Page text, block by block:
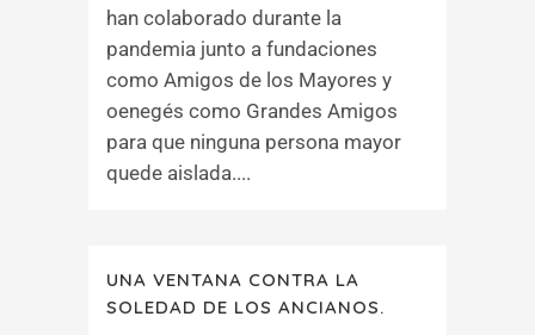
han colaborado durante la
pandemia junto a fundaciones
como Amigos de los Mayores y
oenegés como Grandes Amigos
para que ninguna persona mayor
quede aislada....
UNA VENTANA CONTRA LA
SOLEDAD DE LOS ANCIANOS.